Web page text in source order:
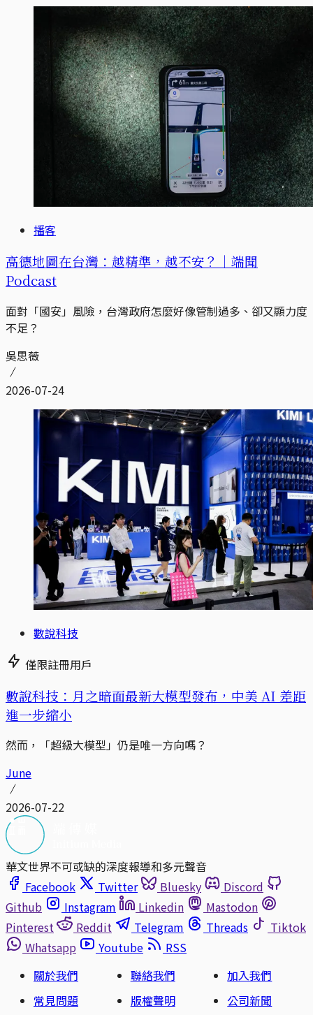
播客
高德地圖在台灣：越精準，越不安？｜端聞
Podcast
面對「國安」風險，台灣政府怎麼好像管制過多、卻又顯力度
不足？
吳思薇
2026-07-24
數說科技
僅限註冊用戶
數說科技：月之暗面最新大模型發布，中美 AI 差距
進一步縮小
然而，「超級大模型」仍是唯一方向嗎？
June
2026-07-22
華文世界不可或缺的深度報導和多元聲音
Facebook
Twitter Bluesky
Discord
Github
Instagram Linkedin
Mastodon
Pinterest
Reddit Telegram Threads
Tiktok
Whatsapp
Youtube
RSS
關於我們
聯絡我們
加入我們
常見問題
版權聲明
公司新聞